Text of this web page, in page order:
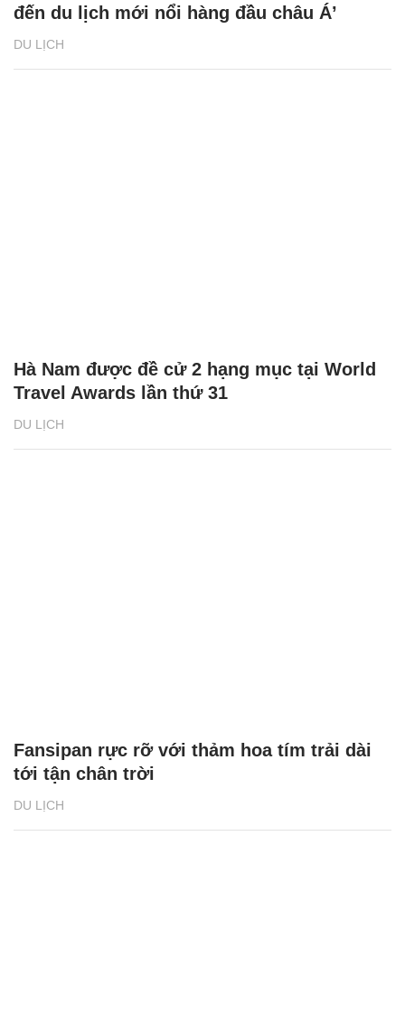
DU LỊCH
đến du lịch mới nổi hàng đầu châu Á’
DU LỊCH
Hà Nam được đề cử 2 hạng mục tại World
Travel Awards lần thứ 31
DU LỊCH
Fansipan rực rỡ với thảm hoa tím trải dài
tới tận chân trời